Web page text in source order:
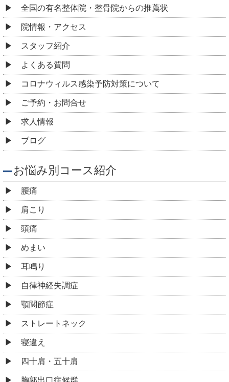
全国の有名整体院・整骨院からの推薦状
院情報・アクセス
スタッフ紹介
よくある質問
コロナウィルス感染予防対策について
ご予約・お問合せ
求人情報
ブログ
お悩み別コース紹介
腰痛
肩こり
頭痛
めまい
耳鳴り
自律神経失調症
顎関節症
ストレートネック
寝違え
四十肩・五十肩
胸郭出口症候群